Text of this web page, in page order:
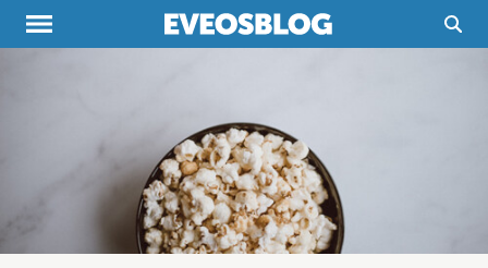
Destinationen
Über uns
Werbung
Buchtipps
Newsletter